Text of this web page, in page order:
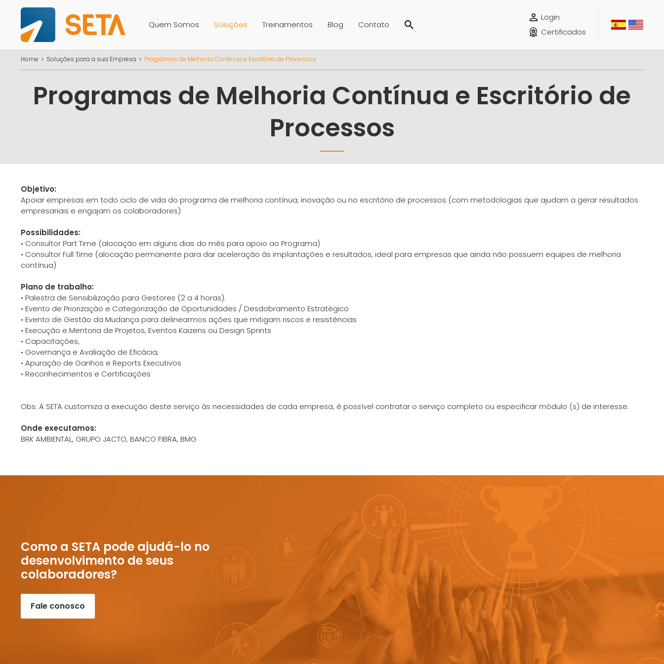
Quem Somos Soluções Treinamentos Blog Contato
Login
Certificados
Home Soluções para a sua Empresa Programas de Melhoria Contínua e Escritório de Processos
Programas de Melhoria Contínua e Escritório de
Processos
Objetivo:
Apoiar empresas em todo ciclo de vida do programa de melhoria contínua, inovação ou no escritório de processos (com metodologias que ajudam a gerar resultados
empresariais e engajam os colaboradores)
Possibilidades:
• Consultor Part Time (alocação em alguns dias do mês para apoio ao Programa)
• Consultor Full Time (alocação permanente para dar aceleração às implantações e resultados, ideal para empresas que ainda não possuem equipes de melhoria
contínua)
Plano de trabalho:
• Palestra de Sensibilização para Gestores (2 a 4 horas).
• Evento de Priorização e Categorização de Oportunidades / Desdobramento Estratégico
• Evento de Gestão da Mudança para delinearmos ações que mitigam riscos e resistências
• Execução e Mentoria de Projetos, Eventos Kaizens ou Design Sprints
• Capacitações,
• Governança e Avaliação de Eficácia;
• Apuração de Ganhos e Reports Executivos
• Reconhecimentos e Certificações
Obs: A SETA customiza a execução deste serviço às necessidades de cada empresa, é possível contratar o serviço completo ou especificar módulo (s) de interesse.
Onde executamos:
BRK AMBIENTAL, GRUPO JACTO, BANCO FIBRA, BMG
Como a SETA pode ajudá-lo no
desenvolvimento de seus
colaboradores?
Fale conosco